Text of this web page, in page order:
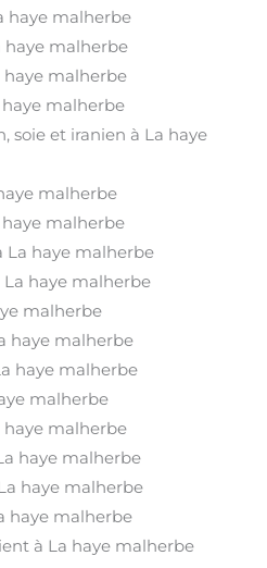
haye malherbe
haye malherbe
haye malherbe
haye malherbe
soie et iranien à La haye
malherbe
haye malherbe
La haye malherbe
La haye malherbe
malherbe
haye malherbe
haye malherbe
malherbe
haye malherbe
haye malherbe
haye malherbe
haye malherbe
à La haye malherbe